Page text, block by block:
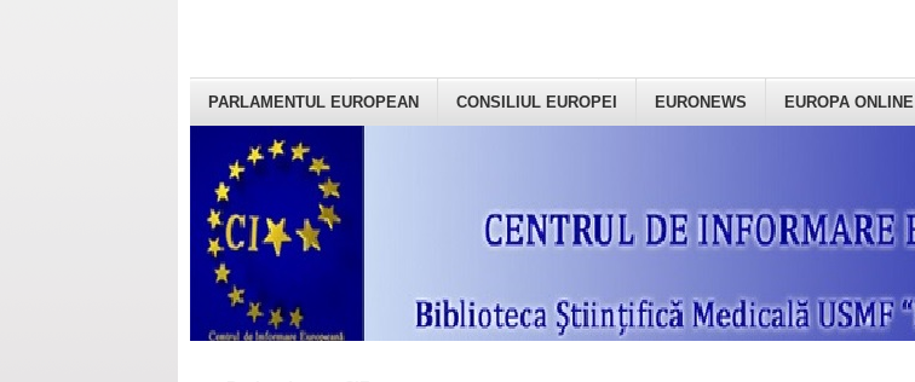
PARLAMENTUL EUROPEAN CONSILIUL EUROPEI EURONEWS EUROPA ONLINE